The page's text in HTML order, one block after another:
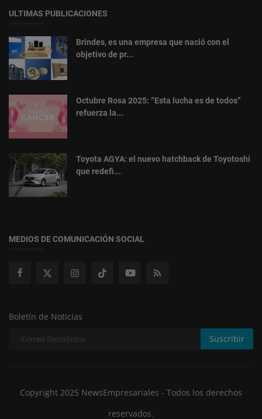
ULTIMAS PUBLICACIONES
Brindes, es una empresa que nació con el
objetivo de pr...
Octubre Rosa 2025: “Esta lucha es de todos”
refuerza la...
Toyota AGYA: el nuevo hatchback de Toyotoshi
que redefi...
MEDIOS DE COMUNICACIÓN SOCIAL
Boletín de Noticias
Suscribir
Copyright 2025 NewsEmpresariales - Todos los derechos
reservados.